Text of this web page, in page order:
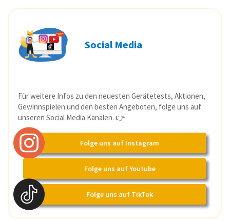
Social Media
Für weitere Infos zu den neuesten Gerätetests, Aktionen,
Gewinnspielen und den besten Angeboten, folge uns auf
unseren Social Media Kanälen. 👉
Folge uns auf Instagram
Folge uns auf Youtube
Folge uns auf TikTok